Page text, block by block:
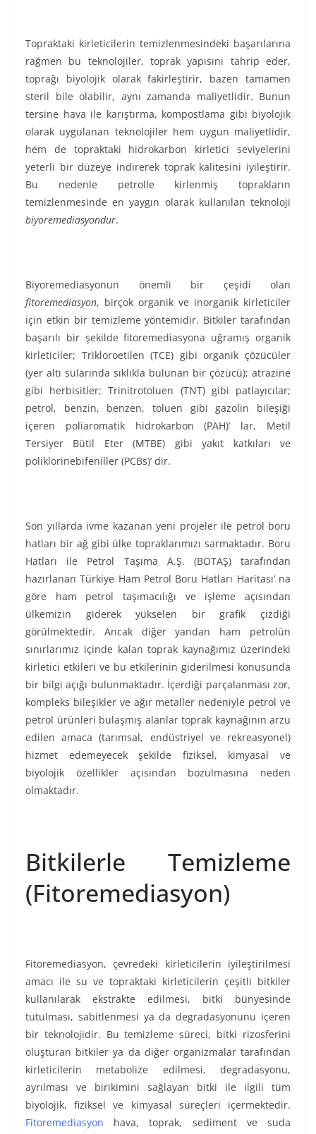
Topraktaki kirleticilerin temizlenmesindeki başarılarına
rağmen bu teknolojiler, toprak yapısını tahrip eder,
toprağı biyolojik olarak fakirleştirir, bazen tamamen
steril bile olabilir, aynı zamanda maliyetlidir. Bunun
tersine hava ile karıştırma, kompostlama gibi biyolojik
olarak uygulanan teknolojiler hem uygun maliyetlidir,
hem de topraktaki hidrokarbon kirletici seviyelerini
yeterli bir düzeye indirerek toprak kalitesini iyileştirir.
Bu nedenle petrolle kirlenmiş toprakların
temizlenmesinde en yaygın olarak kullanılan teknoloji
biyoremediasyondur.
Biyoremediasyonun önemli bir çeşidi olan
fitoremediasyon, birçok organik ve inorganik kirleticiler
için etkin bir temizleme yöntemidir. Bitkiler tarafından
başarılı bir şekilde fitoremediasyona uğramış organik
kirleticiler; Trikloroetilen (TCE) gibi organik çözücüler
(yer altı sularında sıklıkla bulunan bir çözücü); atrazine
gibi herbisitler; Trinitrotoluen (TNT) gibi patlayıcılar;
petrol, benzin, benzen, toluen gibi gazolin bileşiği
içeren poliaromatik hidrokarbon (PAH)’ lar, Metil
Tersiyer Bütil Eter (MTBE) gibi yakıt katkıları ve
poliklorinebifeniller (PCBs)’ dir.
Son yıllarda ivme kazanan yeni projeler ile petrol boru
hatları bir ağ gibi ülke topraklarımızı sarmaktadır. Boru
Hatları ile Petrol Taşıma A.Ş. (BOTAŞ) tarafından
hazırlanan Türkiye Ham Petrol Boru Hatları Haritası’ na
göre ham petrol taşımacılığı ve işleme açısından
ülkemizin giderek yükselen bir grafik çizdiği
görülmektedir. Ancak diğer yandan ham petrolün
sınırlarımız içinde kalan toprak kaynağımız üzerindeki
kirletici etkileri ve bu etkilerinin giderilmesi konusunda
bir bilgi açığı bulunmaktadır. İçerdiği parçalanması zor,
kompleks bileşikler ve ağır metaller nedeniyle petrol ve
petrol ürünleri bulaşmış alanlar toprak kaynağının arzu
edilen amaca (tarımsal, endüstriyel ve rekreasyonel)
hizmet edemeyecek şekilde fiziksel, kimyasal ve
biyolojik özellikler açısından bozulmasına neden
olmaktadır.
Bitkilerle Temizleme
(Fitoremediasyon)
Fitoremediasyon, çevredeki kirleticilerin iyileştirilmesi
amacı ile su ve topraktaki kirleticilerin çeşitli bitkiler
kullanılarak ekstrakte edilmesi, bitki bünyesinde
tutulması, sabitlenmesi ya da degradasyonunu içeren
bir teknolojidir. Bu temizleme süreci, bitki rizosferini
oluşturan bitkiler ya da diğer organizmalar tarafından
kirleticilerin metabolize edilmesi, degradasyonu,
ayrılması ve birikimini sağlayan bitki ile ilgili tüm
biyolojik, fiziksel ve kimyasal süreçleri içermektedir.
Fitoremediasyon hava, toprak, sediment ve suda